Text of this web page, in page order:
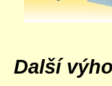
Další